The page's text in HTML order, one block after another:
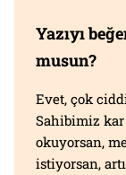
Yazıyı
musun?
Evet, çok
Sahibimiz
okuyorsan,
istiyorsan,